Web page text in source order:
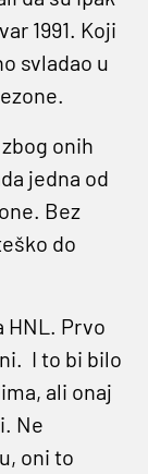
1991. Koji
svladao u
onih
jedna od
Bez
do
HNL. Prvo
I to bi bilo
ali onaj
Ne
oni to